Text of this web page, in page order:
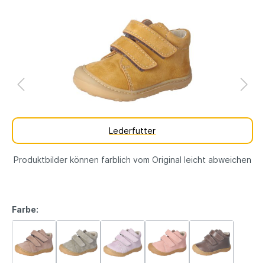
Lederfutter
Produktbilder können farblich vom Original leicht abweichen
Farbe: